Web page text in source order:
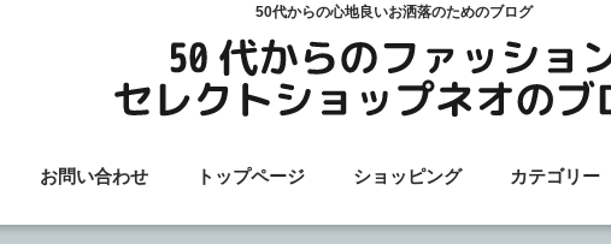
50代からの心地良いお洒落のためのブログ
お問い合わせ トップページ ショッピング カテゴリー